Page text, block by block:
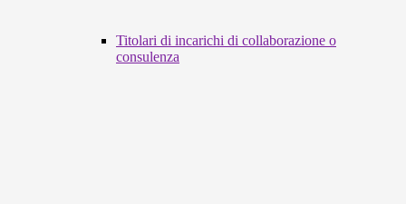
Titolari di incarichi di collaborazione o
consulenza